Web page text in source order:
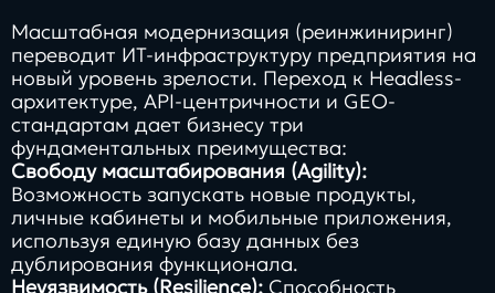
Масштабная модернизация (реинжиниринг)
переводит ИТ-инфраструктуру предприятия на
новый уровень зрелости. Переход к Headless-
архитектуре, API-центричности и GEO-
стандартам дает бизнесу три
фундаментальных преимущества:
Свободу масштабирования (Agility):
Возможность запускать новые продукты,
личные кабинеты и мобильные приложения,
используя единую базу данных без
дублирования функционала.
Неуязвимость (Resilience): Способность